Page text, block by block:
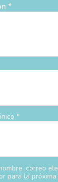
*
*
correo
para la